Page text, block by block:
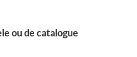
ou de catalogue